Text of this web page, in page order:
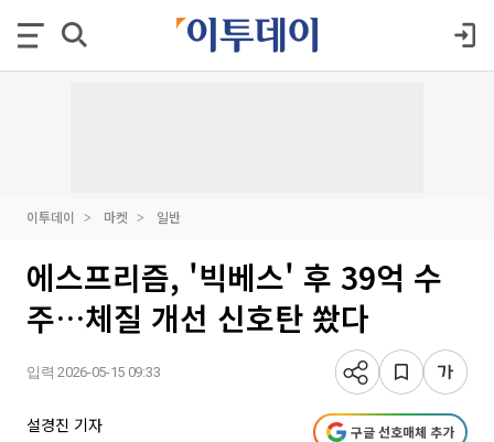
이투데이 마켓 일반
에스프리즘, '빅베스' 후 39억 수
주…체질 개선 신호탄 쐈다
입력 2026-05-15 09:33
설경진 기자 구글 선호매체 추가